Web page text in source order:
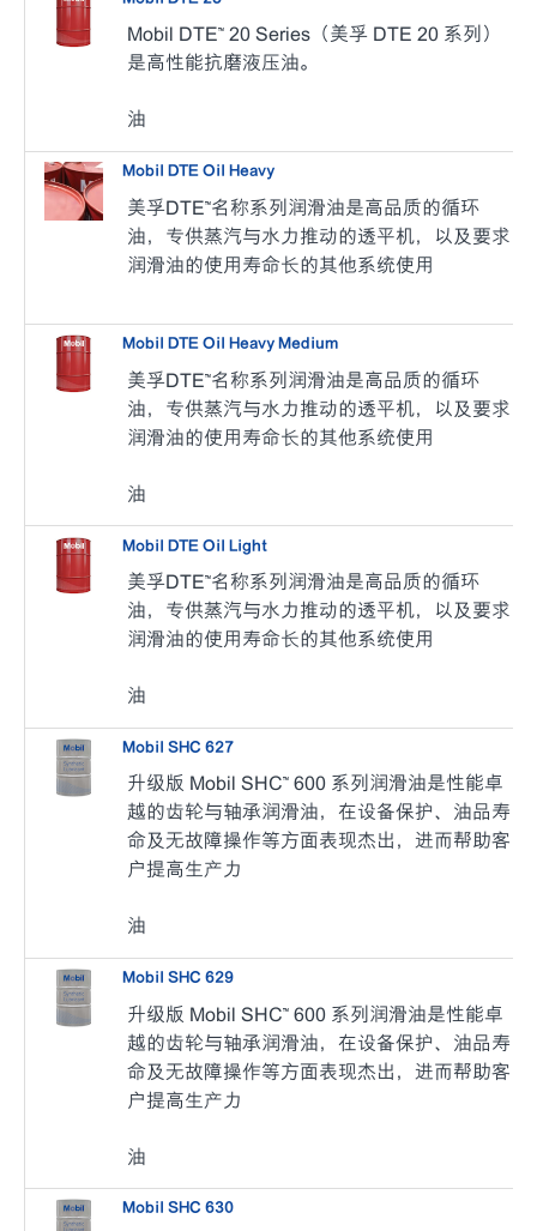
Mobil DTE™ 20 Series（美孚 DTE 20 系列）
是高性能抗磨液压油。
油
Mobil DTE Oil Heavy
美孚DTE™名称系列润滑油是高品质的循环
油，专供蒸汽与水力推动的透平机，以及要求
润滑油的使用寿命长的其他系统使用
Mobil DTE Oil Heavy Medium
美孚DTE™名称系列润滑油是高品质的循环
油，专供蒸汽与水力推动的透平机，以及要求
润滑油的使用寿命长的其他系统使用
油
Mobil DTE Oil Light
美孚DTE™名称系列润滑油是高品质的循环
油，专供蒸汽与水力推动的透平机，以及要求
润滑油的使用寿命长的其他系统使用
油
Mobil SHC 627
升级版 Mobil SHC™ 600 系列润滑油是性能卓
越的齿轮与轴承润滑油，在设备保护、油品寿
命及无故障操作等方面表现杰出，进而帮助客
户提高生产力
油
Mobil SHC 629
升级版 Mobil SHC™ 600 系列润滑油是性能卓
越的齿轮与轴承润滑油，在设备保护、油品寿
命及无故障操作等方面表现杰出，进而帮助客
户提高生产力
油
Mobil SHC 630